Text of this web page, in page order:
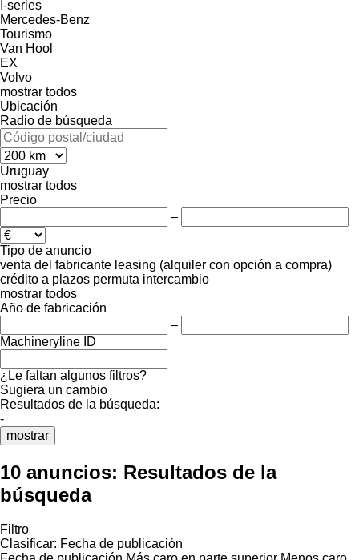
I-series
Mercedes-Benz
Tourismo
Van Hool
EX
Volvo
mostrar todos
Ubicación
Radio de búsqueda
Uruguay
mostrar todos
Precio
–
Tipo de anuncio
venta del fabricante leasing (alquiler con opción a compra)
crédito a plazos permuta intercambio
mostrar todos
Año de fabricación
–
Machineryline ID
¿Le faltan algunos filtros?
Sugiera un cambio
Resultados de la búsqueda:
-
mostrar
10 anuncios: Resultados de la
búsqueda
Filtro
Clasificar: Fecha de publicación